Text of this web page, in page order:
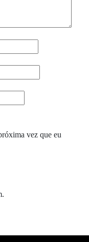
vez que eu